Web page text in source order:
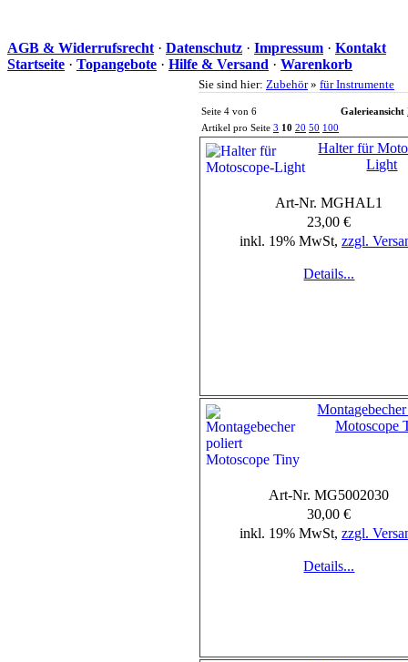
AGB & Widerrufsrecht · Datenschutz · Impressum · Kontakt
Startseite · Topangebote · Hilfe & Versand · Warenkorb
Sie sind hier: Zubehör» für Instrumente
Seite 4 von 6 Galerieansicht
Artikel pro Seite 3 10 20 50 100
Halter für
Light
Art-Nr. MGHAL1
23,00 €
inkl. 19% MwSt, zzgl.
Details...
Motoscope
Art-Nr. MG5002030
30,00 €
inkl. 19% MwSt, zzgl.
Details...